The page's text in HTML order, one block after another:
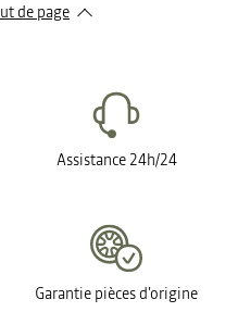
de page​
Assistance 24h/24
Garantie pièces d'origine